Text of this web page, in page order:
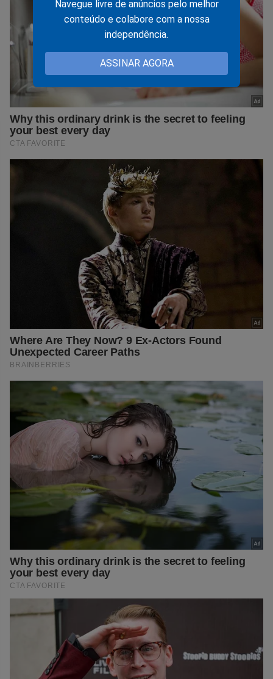
Navegue livre de anúncios pelo melhor
conteúdo e colabore com a nossa
independência.
ASSINAR AGORA